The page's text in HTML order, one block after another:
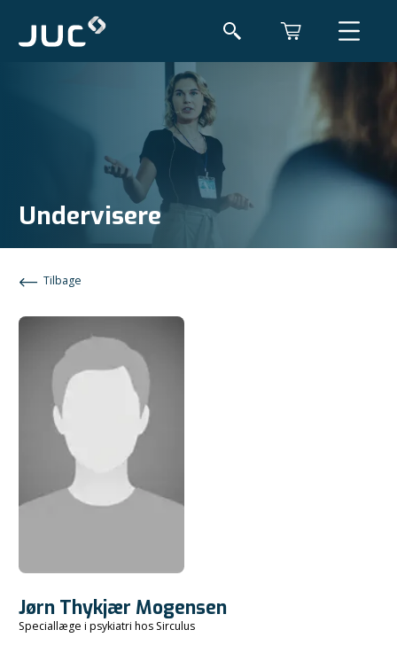
Undervisere
Tilbage
Jørn Thykjær Mogensen
Speciallæge i psykiatri hos Sirculus